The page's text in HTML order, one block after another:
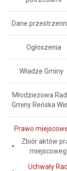
Dane
Ogłoszenia
Władze Gminy
Młodzieżowa
Gminy Reńska
Prawo
Zbiór aktów
Uchwały